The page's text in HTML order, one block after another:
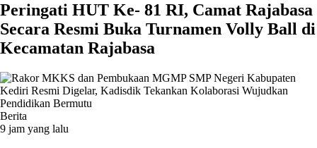
Peringati HUT Ke- 81 RI, Camat Rajabasa
Secara Resmi Buka Turnamen Volly Ball di
Kecamatan Rajabasa
Berita
9 jam yang lalu